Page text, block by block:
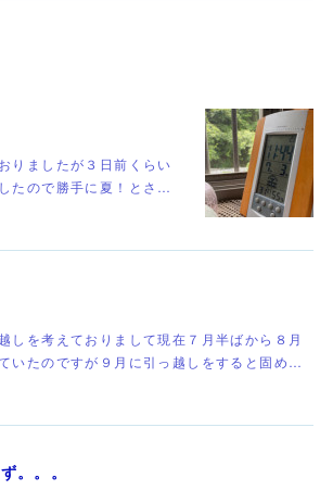
りましたが３日前くらい
たので勝手に夏！とさ…
しを考えておりまして現在７月半ばから８月
いたのですが９月に引っ越しをすると固め…
。。。